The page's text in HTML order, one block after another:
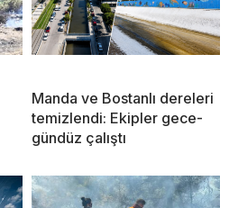
Manda ve Bostanlı dereleri
temizlendi: Ekipler gece-
gündüz çalıştı